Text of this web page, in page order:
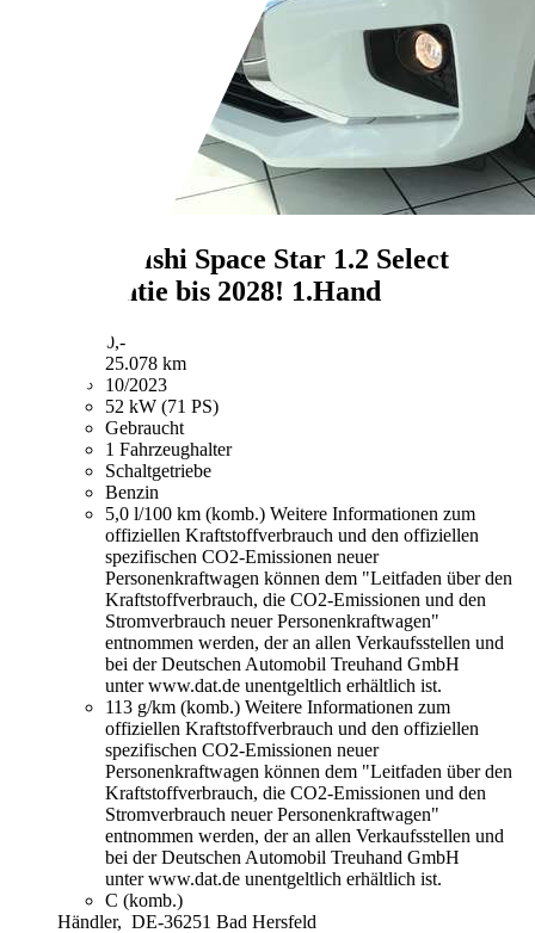
Mitsubishi Space Star 1.2 Select
Garantie bis 2028! 1.Hand
€ 8.990,-
25.078 km
10/2023
52 kW (71 PS)
Gebraucht
1 Fahrzeughalter
Schaltgetriebe
Benzin
5,0 l/100 km (komb.) Weitere Informationen zum
offiziellen Kraftstoffverbrauch und den offiziellen
spezifischen CO2-Emissionen neuer
Personenkraftwagen können dem "Leitfaden über den
Kraftstoffverbrauch, die CO2-Emissionen und den
Stromverbrauch neuer Personenkraftwagen"
entnommen werden, der an allen Verkaufsstellen und
bei der Deutschen Automobil Treuhand GmbH
unter www.dat.de unentgeltlich erhältlich ist.
113 g/km (komb.) Weitere Informationen zum
offiziellen Kraftstoffverbrauch und den offiziellen
spezifischen CO2-Emissionen neuer
Personenkraftwagen können dem "Leitfaden über den
Kraftstoffverbrauch, die CO2-Emissionen und den
Stromverbrauch neuer Personenkraftwagen"
entnommen werden, der an allen Verkaufsstellen und
bei der Deutschen Automobil Treuhand GmbH
unter www.dat.de unentgeltlich erhältlich ist.
C (komb.)
Händler, DE-36251 Bad Hersfeld